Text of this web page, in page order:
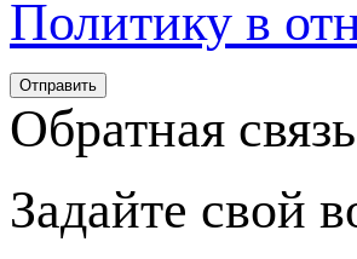
Политику в
Обратная связь
Задайте свой